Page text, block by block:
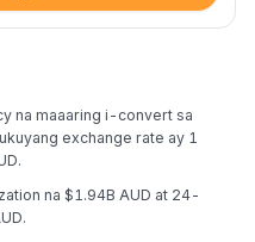
na maaaring i-convert sa
exchange rate ay 1
na $1.94B AUD at 24-